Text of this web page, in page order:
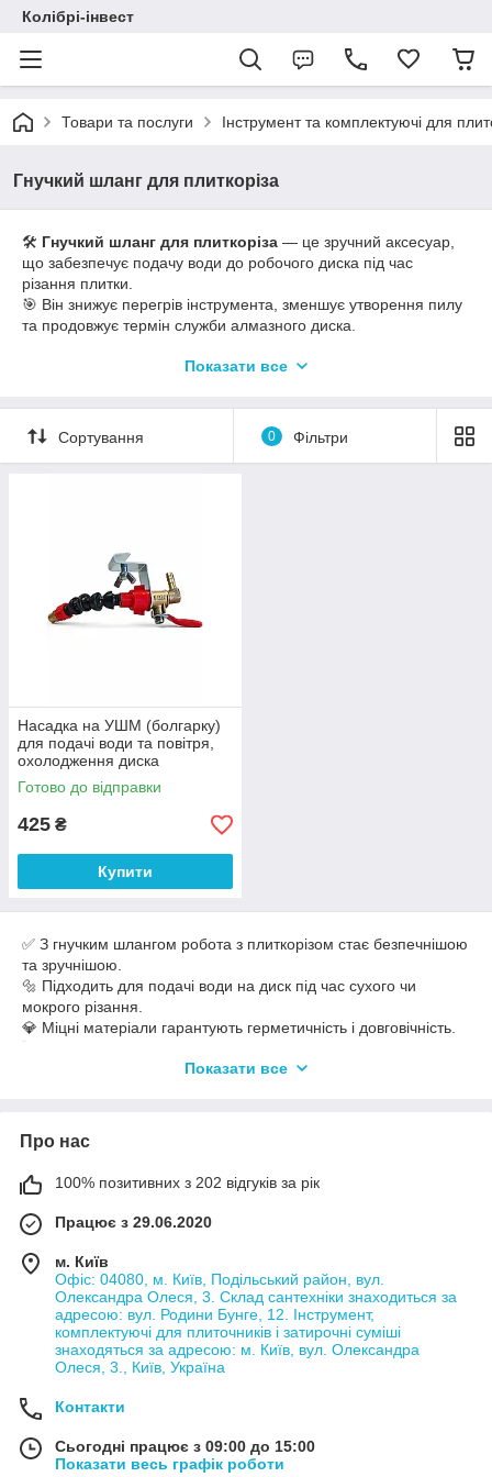
Колібрі-інвест
Товари та послуги Інструмент та комплектуючі для
Гнучкий шланг для плиткоріза
🛠 Гнучкий шланг для плиткоріза — це зручний аксесуар,
що забезпечує подачу води до робочого диска під час
різання плитки.
🎯 Він знижує перегрів інструмента, зменшує утворення пилу
та продовжує термін служби алмазного диска.
під’єднується й підходить для різних моделей плиткорізів.
Показати все
Сортування 0 Фільтри
Насадка на УШМ (болгарку)
для подачі води та повітря,
охолодження диска
(254630202)
Готово до відправки
425 ₴
Купити
✅ З гнучким шлангом робота з плиткорізом стає безпечнішою
та зручнішою.
🔩 Підходить для подачі води на диск під час сухого чи
мокрого різання.
💎 Міцні матеріали гарантують герметичність і довговічність.
Показати все
Про нас
100% позитивних з 202 відгуків за рік
Працює з 29.06.2020
м. Київ
Офіс: 04080, м. Київ, Подільський район, вул.
Олександра Олеся, 3. Склад сантехніки знаходиться за
адресою: вул. Родини Бунге, 12. Інструмент,
комплектуючі для плиточників і затирочні суміші
знаходяться за адресою: м. Київ, вул. Олександра
Олеся, 3., Київ, Україна
Контакти
Сьогодні працює з 09:00 до 15:00
Показати весь графік роботи